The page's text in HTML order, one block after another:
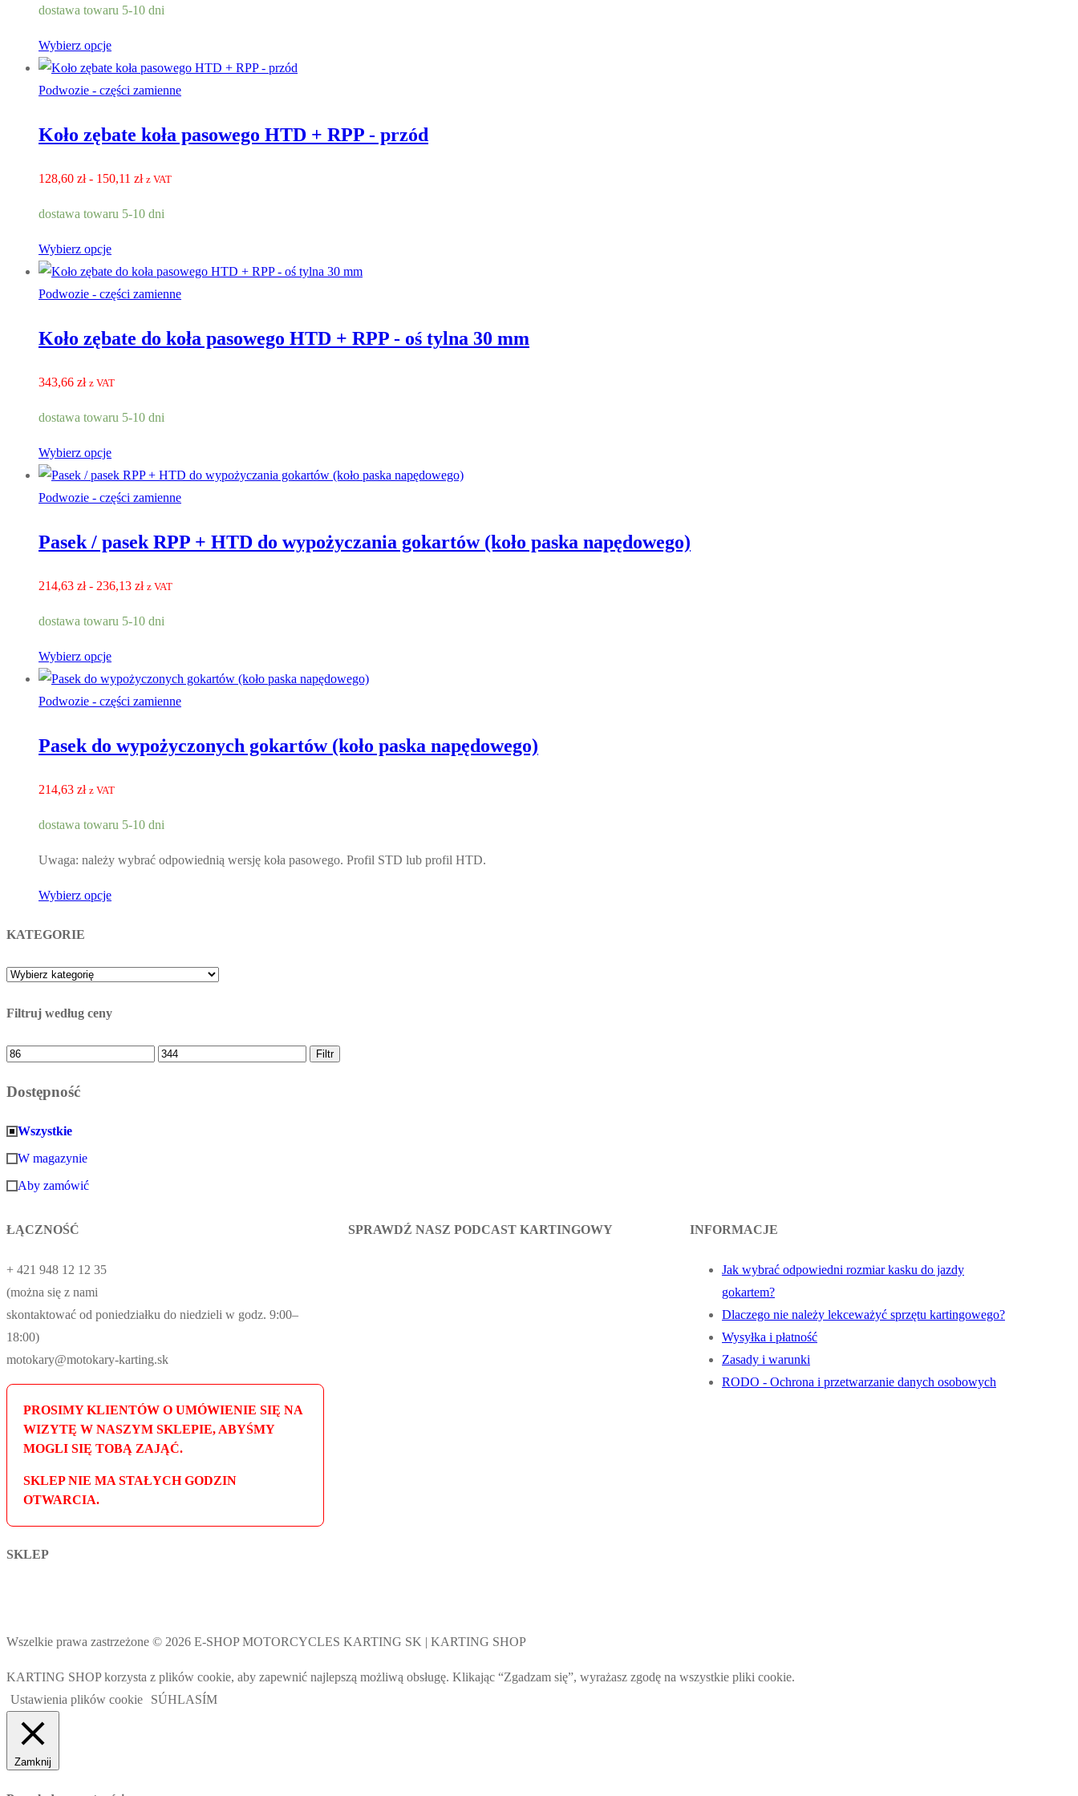
98,50 zł
128,60 zł
dostawa towaru 5-10 dni
Wybierz opcje
Podwozie - części zamienne
Koło zębate koła pasowego HTD + RPP - przód
128,60 zł - 150,11 złZakres
128,60 zł
150,11 zł
z VAT
dostawa towaru 5-10 dni
Wybierz opcje
Podwozie - części zamienne
Koło zębate do koła pasowego HTD + RPP - oś tylna 30 mm
343,66 zł z VAT
dostawa towaru 5-10 dni
Wybierz opcje
Podwozie - części zamienne
Pasek / pasek RPP + HTD do wypożyczania gokartów (koło paska napędowego)
214,63 zł - 236,13 złZakres
214,63 zł
236,13 zł
z VAT
dostawa towaru 5-10 dni
Wybierz opcje
Podwozie - części zamienne
Pasek do wypożyczonych gokartów (koło paska napędowego)
214,63 zł z VAT
dostawa towaru 5-10 dni
Uwaga: należy wybrać odpowiednią wersję koła pasowego. Profil STD lub profil HTD.
Wybierz opcje
KATEGORIE
Filtruj według ceny
Cena
Cena
Filtr
Dostępność
Wszystkie
W magazynie
Aby zamówić
ŁĄCZNOŚĆ
+ 421 948 12 12 35
(można się z nami
skontaktować od poniedziałku do niedzieli w godz. 9:00–
18:00)
motokary@motokary-karting.sk
PROSIMY KLIENTÓW O UMÓWIENIE SIĘ NA
WIZYTĘ W NASZYM SKLEPIE, ABYŚMY
MOGLI SIĘ TOBĄ ZAJĄĆ.
SKLEP NIE MA STAŁYCH GODZIN
OTWARCIA.
SKLEP
SPRAWDŹ NASZ PODCAST KARTINGOWY INFORMACJE
Jak wybrać odpowiedni rozmiar kasku do jazdy
gokartem?
Dlaczego nie należy lekceważyć sprzętu kartingowego?
Wysyłka i płatność
Zasady i warunki
RODO - Ochrona i przetwarzanie danych osobowych
Wszelkie prawa zastrzeżone © 2026 E-SHOP MOTORCYCLES KARTING SK | KARTING SHOP
KARTING SHOP korzysta z plików cookie, aby zapewnić najlepszą możliwą obsługę. Klikając “Zgadzam się”, wyrażasz zgodę na wszystkie pliki cookie.
Ustawienia plików cookie
SÚHLASÍM
Zamknij